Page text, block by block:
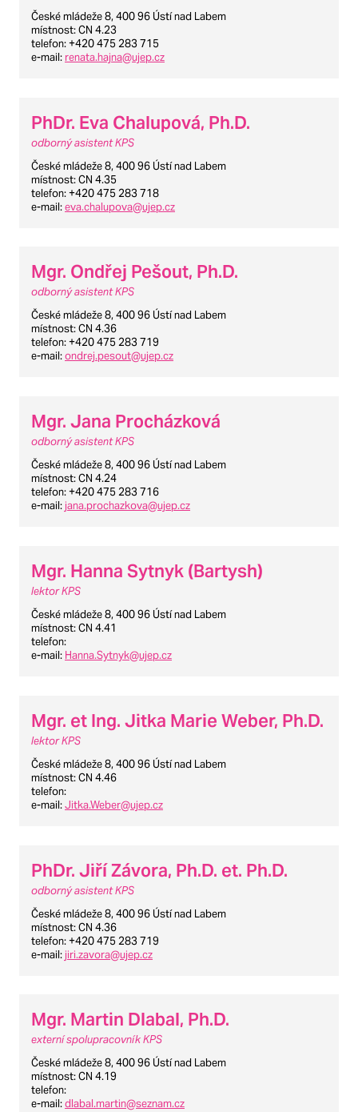
České mládeže 8, 400 96 Ústí nad Labem
místnost: CN 4.23
telefon: +420 475 283 715
e-mail: renata.hajna@ujep.cz
PhDr. Eva Chalupová, Ph.D.
odborný asistent KPS
České mládeže 8, 400 96 Ústí nad Labem
místnost: CN 4.35
telefon: +420 475 283 718
e-mail:eva.chalupova@ujep.cz
Mgr. Ondřej Pešout, Ph.D.
odborný asistent KPS
České mládeže 8, 400 96 Ústí nad Labem
místnost: CN 4.36
telefon: +420 475 283 719
e-mail:ondrej.pesout@ujep.cz
Mgr. Jana Procházková
odborný asistent KPS
České mládeže 8, 400 96 Ústí nad Labem
místnost: CN 4.24
telefon: +420 475 283 716
e-mail: jana.prochazkova@ujep.cz
Mgr. Hanna Sytnyk (Bartysh)
lektor KPS
České mládeže 8, 400 96 Ústí nad Labem
místnost: CN 4.41
telefon:
e-mail: Hanna.Sytnyk@ujep.cz
Mgr. et Ing. Jitka Marie Weber, Ph.D.
lektor KPS
České mládeže 8, 400 96 Ústí nad Labem
místnost: CN 4.46
telefon:
e-mail:Jitka.Weber@ujep.cz
PhDr. Jiří Závora, Ph.D. et. Ph.D.
odborný asistent KPS
České mládeže 8, 400 96 Ústí nad Labem
místnost: CN 4.36
telefon: +420 475 283 719
e-mail: jiri.zavora@ujep.cz
Mgr. Martin Dlabal, Ph.D.
externí spolupracovník KPS
České mládeže 8, 400 96 Ústí nad Labem
místnost: CN 4.19
telefon:
e-mail:dlabal.martin@seznam.cz